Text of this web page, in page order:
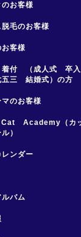
お客様
脱毛のお客様
客様
着付 （成人式 卒入
三 結婚式）の方
マのお客様
Academy（カ
）
ンダー
ルバム